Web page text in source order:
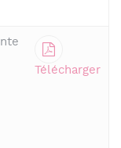
Télécharger